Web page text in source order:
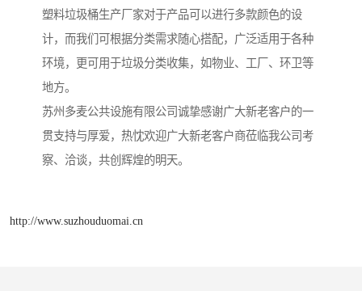
塑料垃圾桶生产厂家对于产品可以进行多款颜色的设
计，而我们可根据分类需求随心搭配，广泛适用于各种
环境，更可用于垃圾分类收集，如物业、工厂、环卫等
地方。
苏州多麦公共设施有限公司诚挚感谢广大新老客户的一
贯支持与厚爱，热忱欢迎广大新老客户商莅临我公司考
察、洽谈，共创辉煌的明天。
http://www.suzhouduomai.cn